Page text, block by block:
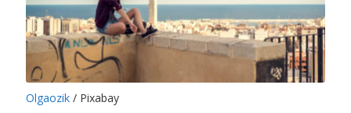
Olgaozik / Pixabay